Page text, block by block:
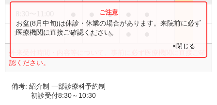
●
13:00〜15:00 ● ● ●
外来受付時間・内容等について、事前に必ず医療機関に直接ご確
認ください。
お盆(8月中旬)は休診・休業の場合があります。来院前に必ず
医療機関に直接ご確認ください。
×閉じる
備考:紹介制 一部診療科予約制
初診受付8:30～10:30